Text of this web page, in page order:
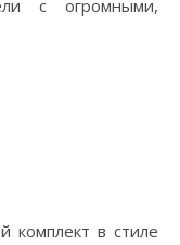
с огромными,
комплект в стиле